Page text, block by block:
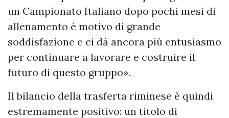
un Campionato Italiano dopo pochi mesi di
allenamento è motivo di grande
soddisfazione e ci dà ancora più entusiasmo
per continuare a lavorare e costruire il
futuro di questo gruppo».
Il bilancio della trasferta riminese è quindi
estremamente positivo: un titolo di